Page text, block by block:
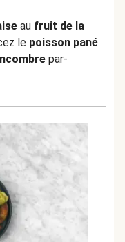
au fruit de la
le poisson pané
par-